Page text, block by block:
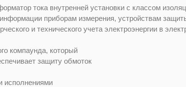
тока внутренней установки с классом
приборам измерения, устройствам
и технического учета электроэнергии в
компаунда, который
защиту обмоток
исполнениями